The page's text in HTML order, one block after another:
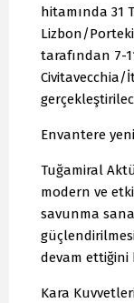
hitamında 31
Lizbon/
tarafından 7-
Civitavecchia/
Envantere
Tuğamiral
modern ve
savunma
devam ettiğini
Kara